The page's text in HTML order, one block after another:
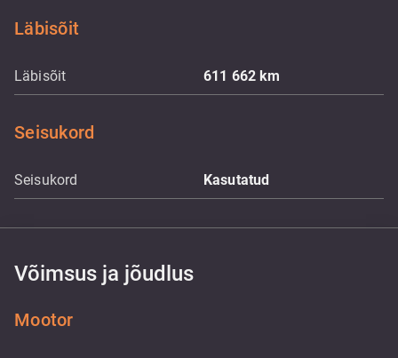
Läbisõit
Läbisõit 611 662km
Seisukord
Seisukord Kasutatud
Võimsus ja jõudlus
Mootor